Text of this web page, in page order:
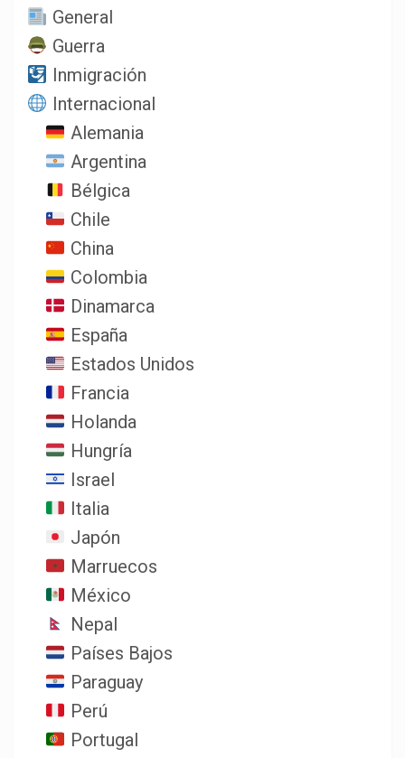
General
Guerra
Inmigración
Internacional
Alemania
Argentina
Bélgica
Chile
China
Colombia
Dinamarca
España
Estados Unidos
Francia
Holanda
Hungría
Israel
Italia
Japón
Marruecos
México
Nepal
Países Bajos
Paraguay
Perú
Portugal